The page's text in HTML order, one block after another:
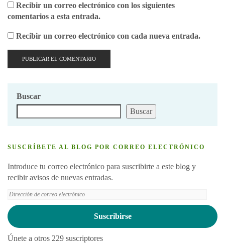
Recibir un correo electrónico con los siguientes
comentarios a esta entrada.
Recibir un correo electrónico con cada nueva entrada.
Buscar
Buscar
SUSCRÍBETE AL BLOG POR CORREO ELECTRÓNICO
Introduce tu correo electrónico para suscribirte a este blog y
recibir avisos de nuevas entradas.
Dirección
de
correo
electrónico
Suscribirse
Únete a otros 229 suscriptores